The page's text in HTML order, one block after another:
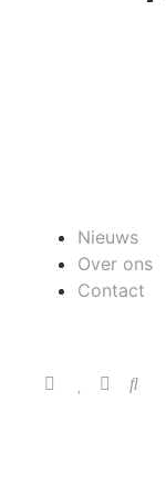
Nieuws
Over ons
Contact